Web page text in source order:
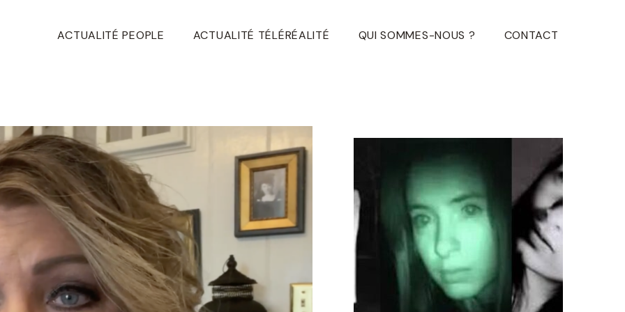
ACTUALITÉ PEOPLE ACTUALITÉ TÉLÉRÉALITÉ QUI SOMMES-NOUS ? CONTACT